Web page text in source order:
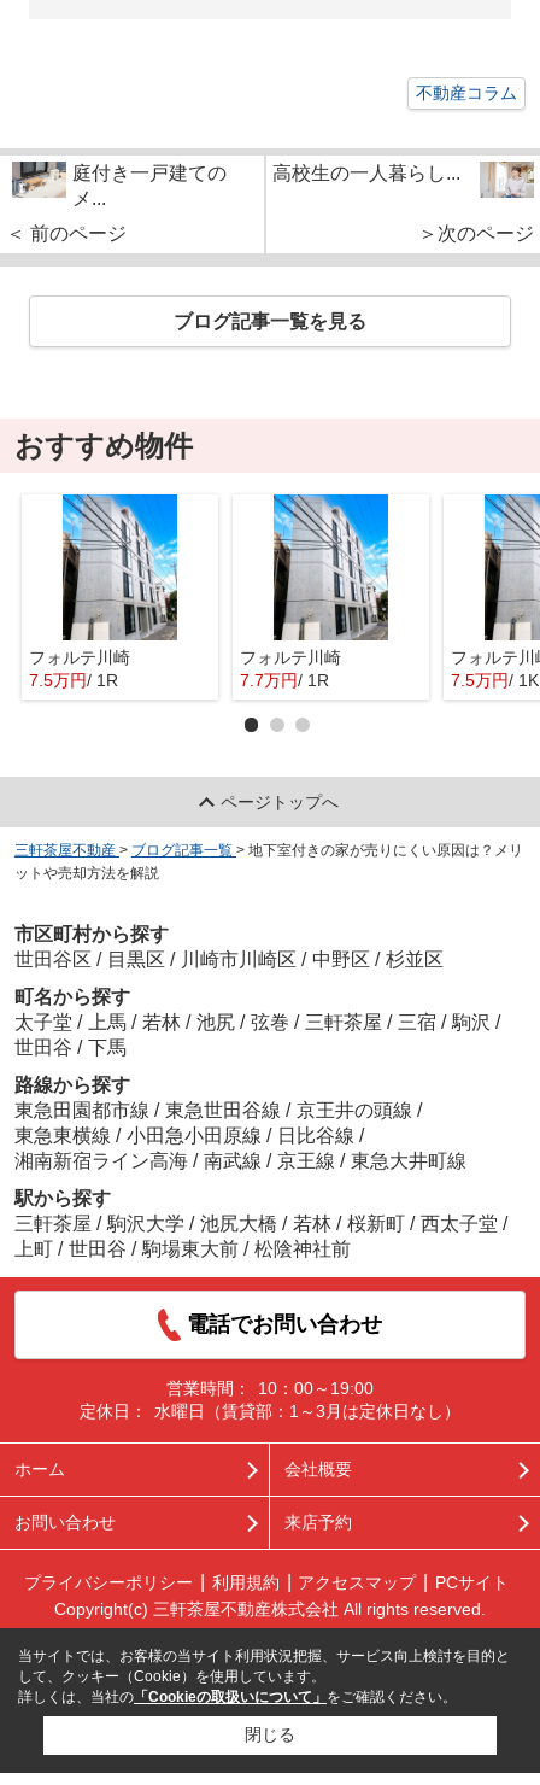
不動産コラム
庭付き一戸建ての
メ...
＜ 前のページ
高校生の一人暮らし...
＞次のページ
ブログ記事一覧を見る
おすすめ物件
フォルテ川崎
7.5万円/ 1R
フォルテ川崎
7.7万円/ 1R
フォルテ川
7.5万円/ 1K
ページトップへ
三軒茶屋不動産 > ブログ記事一覧 > 地下室付きの家が売りにくい原因は？メリ
ットや売却方法を解説
市区町村から探す
世田谷区 / 目黒区 / 川崎市川崎区 / 中野区 / 杉並区
町名から探す
太子堂 / 上馬 / 若林 / 池尻 / 弦巻 / 三軒茶屋 / 三宿 / 駒沢 /
世田谷 / 下馬
路線から探す
東急田園都市線 / 東急世田谷線 / 京王井の頭線 /
東急東横線 / 小田急小田原線 / 日比谷線 /
湘南新宿ライン高海 / 南武線 / 京王線 / 東急大井町線
駅から探す
三軒茶屋 / 駒沢大学 / 池尻大橋 / 若林 / 桜新町 / 西太子堂 /
上町 / 世田谷 / 駒場東大前 / 松陰神社前
電話でお問い合わせ
営業時間：
10：00～19:00
定休日：
水曜日（賃貸部：1～3月は定休日なし）
ホーム 会社概要
お問い合わせ 来店予約
プライバシーポリシー 利用規約 アクセスマップ
PCサイト
Copyright(c) 三軒茶屋不動産株式会社 All rights reserved.
当サイトでは、お客様の当サイト利用状況把握、サービス向上検討を目的と
して、クッキー（Cookie）を使用しています。
詳しくは、当社の 「Cookieの取扱いについて」 をご確認ください。
閉じる